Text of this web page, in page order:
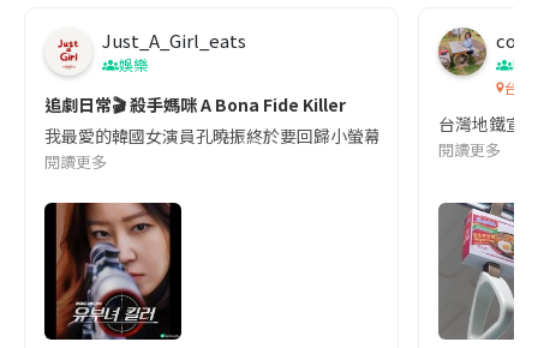
Just_A_Girl_eats
娛樂
追劇日常🎬 殺手媽咪 A Bona Fide Killer
我最愛的韓國女演員孔曉振終於要回歸小螢幕啦!這次的劇本改編
閱讀更多
co
吹
台灣
台灣地鐵宣
閱讀更多